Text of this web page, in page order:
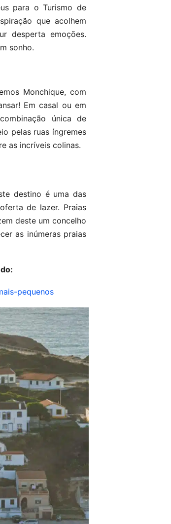
para o Turismo de
que acolhem
desperta emoções.
sonho.
Monchique, com
Em casal ou em
única de
pelas ruas íngremes
as incríveis colinas.
destino é uma das
de lazer. Praias
deste um concelho
as inúmeras praias
pequenos